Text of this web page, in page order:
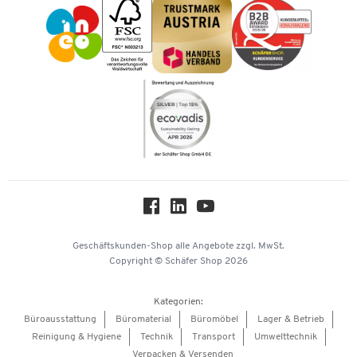
Impressum
Karriere
Kataloge
Geschäftskunden-Shop alle Angebote zzgl. MwSt.
Copyright © Schäfer Shop 2026
Kategorien:
Büroausstattung
Büromaterial Büromöbel
Lager & Betrieb
Reinigung & Hygiene
Technik Transport
Umwelttechnik
Verpacken & Versenden